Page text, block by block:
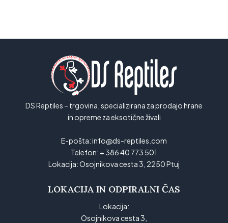
DS Reptiles – trgovina, specializirana za prodajo hrane
in opreme za eksotične živali
E-pošta:info@ds-reptiles.com
Telefon: + 386 40 773 501
Lokacija:Osojnikova cesta 3, 2250 Ptuj
LOKACIJA IN ODPIRALNI ČAS
Lokacija:
Osojnikova cesta 3,